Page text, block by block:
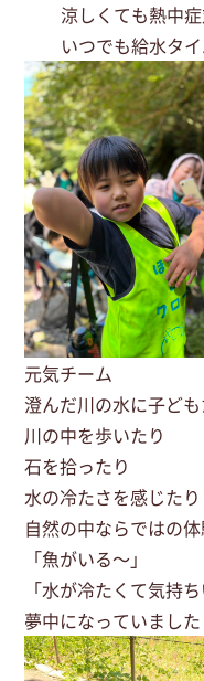
涼しくても熱中
いつでも給水タ
元気チーム
澄んだ川の水に子ど
川の中を歩いたり
石を拾ったり
水の冷たさを感じたり
自然の中ならではの
「魚がいる～」
「水が冷たくて気持ち
夢中になっていました